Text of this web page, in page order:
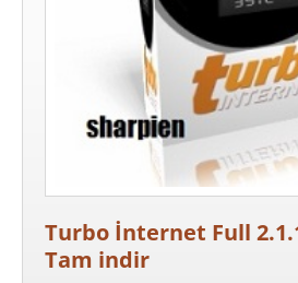
Turbo İnternet Full
Tam indir